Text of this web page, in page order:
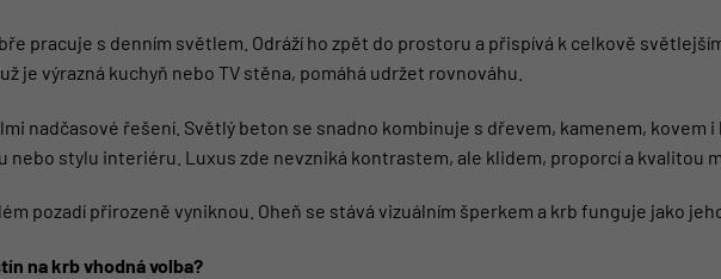
pracuje s denním světlem. Odráží ho zpět do prostoru a přispívá k celkově
je výrazná kuchyň nebo TV stěna, pomáhá udržet rovnováhu.
nadčasové řešení. Světlý beton se snadno kombinuje s dřevem, kamenem, kovem
nebo stylu interiéru. Luxus zde nevzniká kontrastem, ale klidem, proporcí a kvalitou
pozadí přirozeně vyniknou. Oheň se stává vizuálním šperkem a krb funguje jako
na krb vhodná volba?